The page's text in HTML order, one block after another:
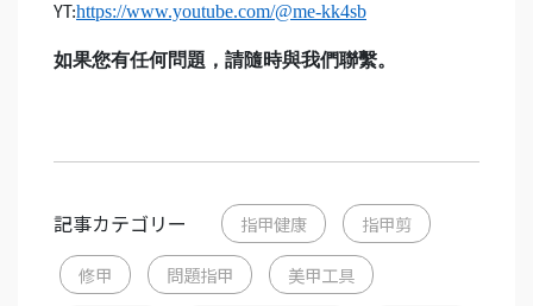
YT:https://www.youtube.com/@me-kk4sb
如果您有任何問題，請隨時與我們聯繫。
記事カテゴリー 指甲健康 指甲剪
修甲 問題指甲 美甲工具